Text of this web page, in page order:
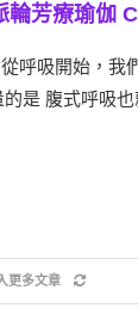
輪芳療瑜伽
呼吸開始，我
是 腹式呼吸
更多文章